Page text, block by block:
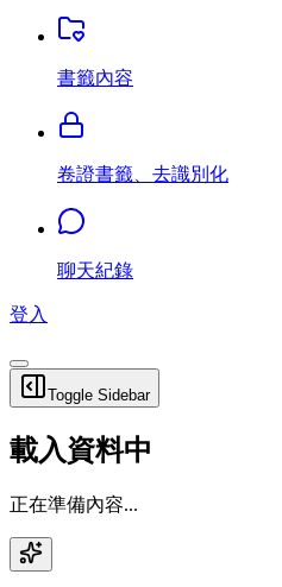
書籤內容
卷證書籤、去識別化
聊天紀錄
登入
Toggle Sidebar
載入資料中
正在準備內容...